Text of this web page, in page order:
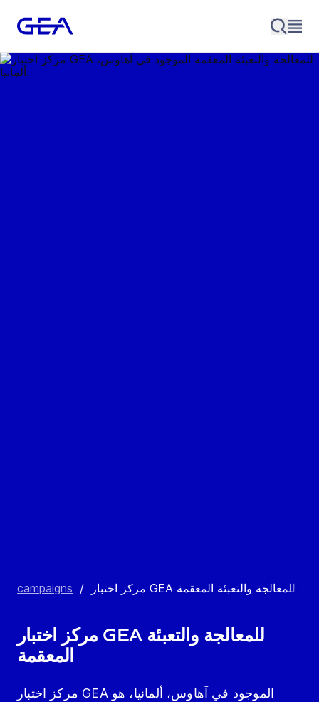
campaigns / مركز اختبار GEA للمعالجة والتعبئة المعقمة
مركز اختبار GEA للمعالجة والتعبئة
المعقمة
مركز اختبار GEA الموجود في آهاوس، ألمانيا، هو